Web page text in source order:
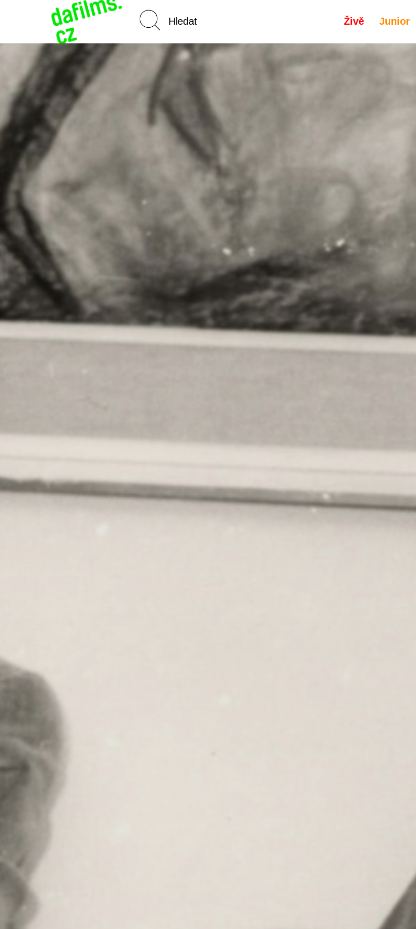
Živě Junior